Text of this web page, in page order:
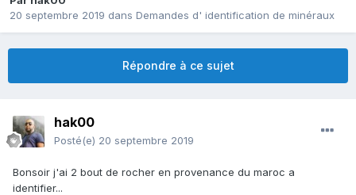
20 septembre 2019 dans Demandes d' identification de minéraux
Répondre à ce sujet
hak00
Posté(e) 20 septembre 2019
Bonsoir j'ai 2 bout de rocher en provenance du maroc a
identifier...